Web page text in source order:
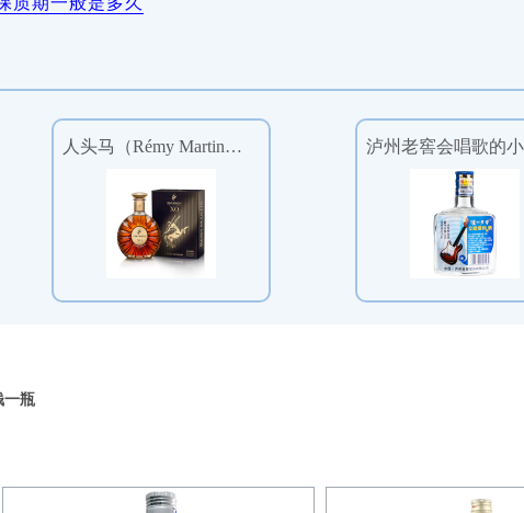
人头马（Rémy Martin）洋酒XO优质香槟区干邑白兰地史提芬·理查德匠心典藏版700ml单瓶
一瓶